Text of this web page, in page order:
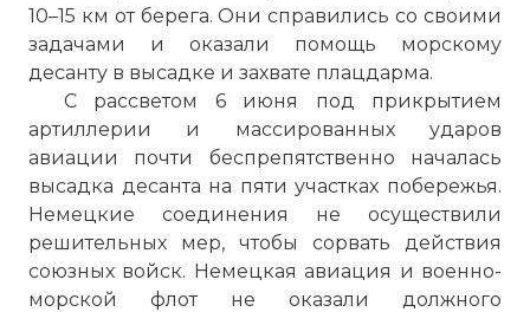
10–15 км от берега. Они справились со своими
задачами и оказали помощь морскому
десанту в высадке и захвате плацдарма.
С рассветом 6 июня под прикрытием
артиллерии и массированных ударов
авиации почти беспрепятственно началась
высадка десанта на пяти участках побережья.
Немецкие соединения не осуществили
решительных мер, чтобы сорвать действия
союзных войск. Немецкая авиация и военно-
морской флот не оказали должного